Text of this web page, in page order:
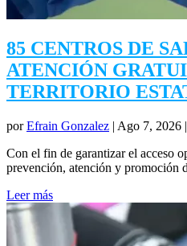
85 CENTROS DE
ATENCIÓN
TERRITORIO
porEfrain Gonzalez | Ago 7, 2026 |
Con el fin de garantizar el acceso
prevención, atención y promoción
Leer más